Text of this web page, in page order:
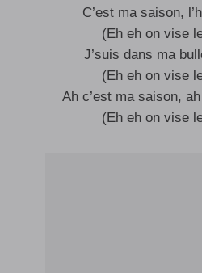
C’est ma saison,
(Eh eh on vise
J’suis dans ma
(Eh eh on vise
Ah c’est ma saison,
(Eh eh on vise